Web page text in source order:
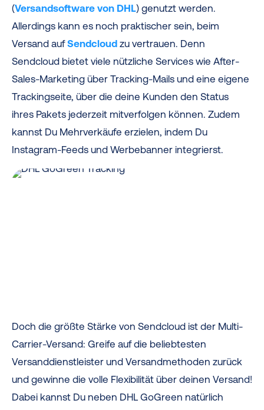
(Versandsoftware von DHL) genutzt werden.
Allerdings kann es noch praktischer sein, beim
Versand aufSendcloud zu vertrauen. Denn
Sendcloud bietet viele nützliche Services wie After-
Sales-Marketing über Tracking-Mails und eine eigene
Trackingseite, über die deine Kunden den Status
ihres Pakets jederzeit mitverfolgen können. Zudem
kannst Du Mehrverkäufe erzielen, indem Du
Instagram-Feeds und Werbebanner integrierst.
Doch die größte Stärke von Sendcloud ist der Multi-
Carrier-Versand: Greife auf die beliebtesten
Versanddienstleister und Versandmethoden zurück
und gewinne die volle Flexibilität über deinen Versand!
Dabei kannst Du neben DHL GoGreen natürlich